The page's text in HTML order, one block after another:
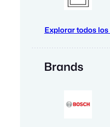
Explorar todos
Brands